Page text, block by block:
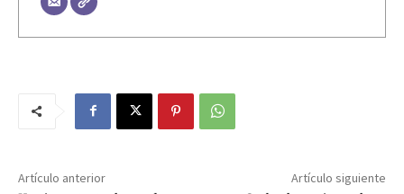
Artículo anterior Artículo siguiente